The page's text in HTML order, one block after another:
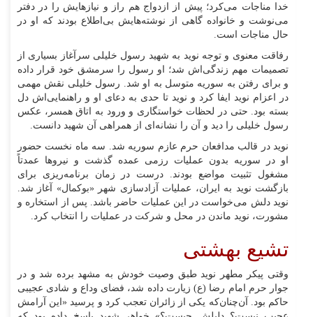
خدا مناجات می‌کرد؛ پیش از ازدواج هم راز و نیازهایش را در دفتر
می‌نوشت و خانواده گاهی از نوشته‌هایش بی‌اطلاع بودند که او در
حال مناجات است.
رفاقت معنوی و توجه نوید به شهید رسول خلیلی سرآغاز بسیاری از
تصمیمات مهم زندگی‌اش شد؛ او رسول را سرمشق خود قرار داده
و برای رفتن به سوریه متوسل به او شد. رسول خلیلی نقش مهمی
در اعزام نوید ایفا کرد و نوید تا حدی به دعای او و راهنمایی‌اش دل
بسته بود. حتی در لحظات خواستگاری و ورود به اتاق همسر، عکس
رسول خلیلی را دید و آن را نشانه‌ای از همراهی آن شهید دانست.
نوید در قالب مدافعان حرم عازم سوریه شد. سه ماه نخست حضور
او در سوریه بدون عملیات رزمی عمده گذشت و نیرو‌ها عمدتاً
مشغول تثبیت مواضع بودند. درست در زمان برنامه‌ریزی برای
بازگشت نوید به ایران، عملیات آزادسازی شهر «بوکمال» آغاز شد.
نوید دلش می‌خواست در این عملیات حاضر باشد. پس از استخاره و
مشورت، نوید ماندن در محل و شرکت در عملیات را انتخاب کرد.
تشیع بهشتی
وقتی پیکر مطهر نوید طبق وصیت خودش به مشهد برده شد و در
جوار حرم امام رضا (ع) زیارت داده شد، فضای وداع و شادی عجیبی
حاکم بود. آن‌چنان‌که یکی از زائران تعجب کرد و پرسید «این آرامش